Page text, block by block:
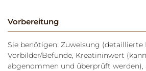
Vorbereitung
Sie benötigen: Zuweisung (detaillierte
Vorbilder/Befunde, Kreatininwert
abgenommen und überprüft werden),